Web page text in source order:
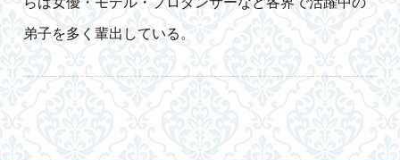
弟子を多く輩出している。